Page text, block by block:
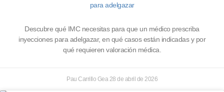
para adelgazar
Descubre qué IMC necesitas para que un médico prescriba
inyecciones para adelgazar, en qué casos están indicadas y por
qué requieren valoración médica.
Pau Carrillo Gea28 de abril de 2026